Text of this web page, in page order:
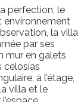
perfection, le
environnement
la villa
par ses
mur en galets
celosías
à l’étage,
villa et le